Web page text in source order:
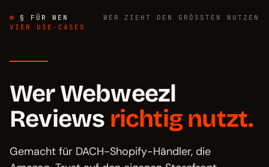
§ FÜR WEN
WER ZIEHT DEN GRÖSSTEN NUTZEN
VIER USE-CASES
Wer Webweezl
Reviews richtig nutzt.
Gemacht für DACH-Shopify-Händler, die